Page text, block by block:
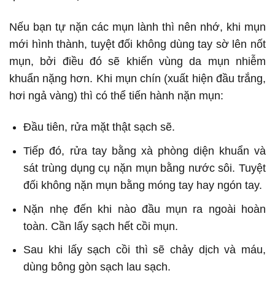
Nếu bạn tự nặn các mụn lành thì nên nhớ, khi mụn
mới hình thành, tuyệt đối không dùng tay sờ lên nốt
mụn, bởi điều đó sẽ khiến vùng da mụn nhiễm
khuẩn nặng hơn. Khi mụn chín (xuất hiện đầu trắng,
hơi ngả vàng) thì có thể tiến hành nặn mụn:
Đầu tiên, rửa mặt thật sạch sẽ.
Tiếp đó, rửa tay bằng xà phòng diện khuẩn và
sát trùng dụng cụ nặn mụn bằng nước sôi. Tuyệt
đối không nặn mụn bằng móng tay hay ngón tay.
Nặn nhẹ đến khi nào đầu mụn ra ngoài hoàn
toàn. Cần lấy sạch hết cồi mụn.
Sau khi lấy sạch cồi thì sẽ chảy dịch và máu,
dùng bông gòn sạch lau sạch.